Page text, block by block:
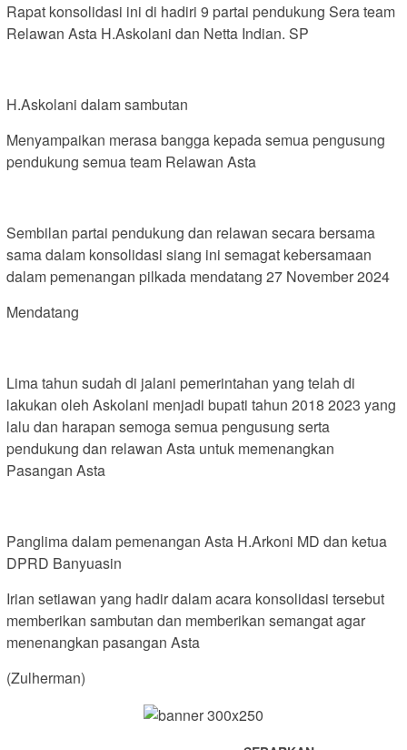
Rapat konsolidasi ini di hadiri 9 partai pendukung Sera team
Relawan Asta H.Askolani dan Netta Indian. SP
H.Askolani dalam sambutan
Menyampaikan merasa bangga kepada semua pengusung
pendukung semua team Relawan Asta
Sembilan partai pendukung dan relawan secara bersama
sama dalam konsolidasi siang ini semagat kebersamaan
dalam pemenangan pilkada mendatang 27 November 2024
Mendatang
Lima tahun sudah di jalani pemerintahan yang telah di
lakukan oleh Askolani menjadi bupati tahun 2018 2023 yang
lalu dan harapan semoga semua pengusung serta
pendukung dan relawan Asta untuk memenangkan
Pasangan Asta
Panglima dalam pemenangan Asta H.Arkoni MD dan ketua
DPRD Banyuasin
Irian setiawan yang hadir dalam acara konsolidasi tersebut
memberikan sambutan dan memberikan semangat agar
menenangkan pasangan Asta
(Zulherman)